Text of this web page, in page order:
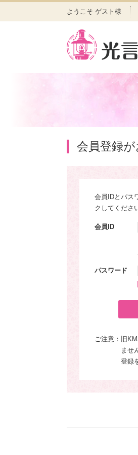
ようこそ ゲスト様
会員登録
会員IDとパス
クしてくださ
会員ID
パスワード
ご注意：
旧
ませ
登録